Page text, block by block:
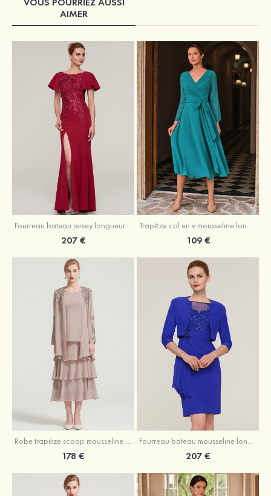
AIMER
207 € 109 €
Robe trapèze scoop mousseline longueur mollet robe de mère de la mariée avec appliqué volants veste
178 €
Fourreau bateau mousseline longueur genou robe de mère de la mariée avec appliqué perle plissé veste
207 €